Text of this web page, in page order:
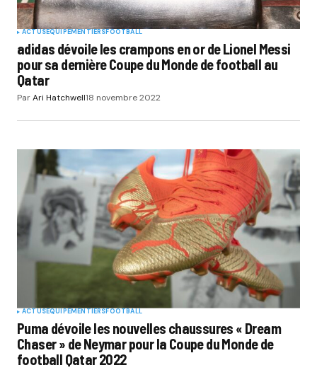
ACTUSEQUIPEMENTIERSFOOTBALL
adidas dévoile les crampons en or de Lionel Messi
pour sa dernière Coupe du Monde de football au
Qatar
ParAri Hatchwell18 novembre 2022
ACTUSEQUIPEMENTIERSFOOTBALL
Puma dévoile les nouvelles chaussures « Dream
Chaser » de Neymar pour la Coupe du Monde de
football Qatar 2022